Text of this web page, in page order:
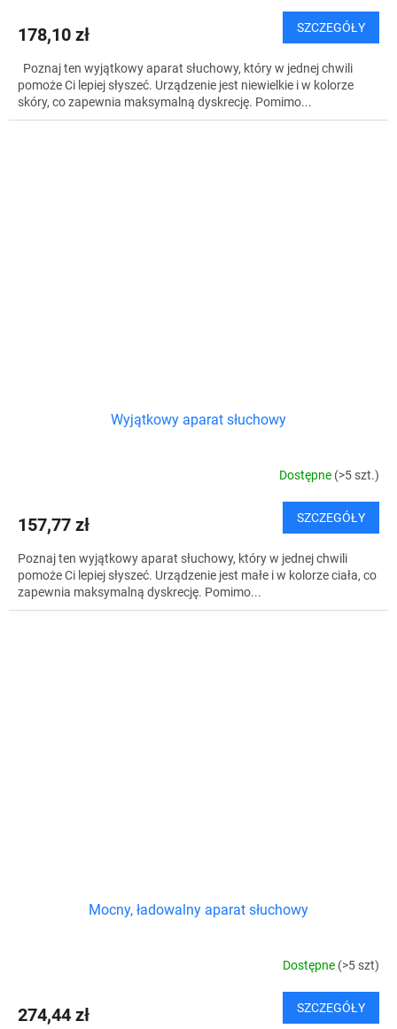
178,10 zł SZCZEGÓŁY
Poznaj ten wyjątkowy aparat słuchowy, który w jednej chwili
pomoże Ci lepiej słyszeć. Urządzenie jest niewielkie i w kolorze
skóry, co zapewnia maksymalną dyskrecję. Pomimo...
Wyjątkowy aparat słuchowy
Dostępne (>5 szt.)
157,77 zł SZCZEGÓŁY
Poznaj ten wyjątkowy aparat słuchowy, który w jednej chwili
pomoże Ci lepiej słyszeć. Urządzenie jest małe i w kolorze ciała, co
zapewnia maksymalną dyskrecję. Pomimo...
Mocny, ładowalny aparat słuchowy
Dostępne (>5 szt)
274,44 zł SZCZEGÓŁY